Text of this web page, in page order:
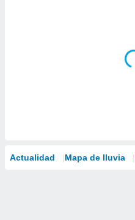
Actualidad Mapa de lluvia